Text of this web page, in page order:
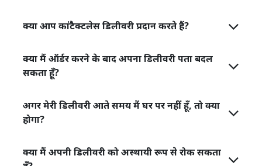
क्या आप कांटैक्टलेस डिलीवरी प्रदान करते हैं?
क्या मैं ऑर्डर करने के बाद अपना डिलीवरी पता बदल
सकता हूँ?
अगर मेरी डिलीवरी आते समय मैं घर पर नहीं हूँ, तो क्या
होगा?
क्या मैं अपनी डिलीवरी को अस्थायी रूप से रोक सकता